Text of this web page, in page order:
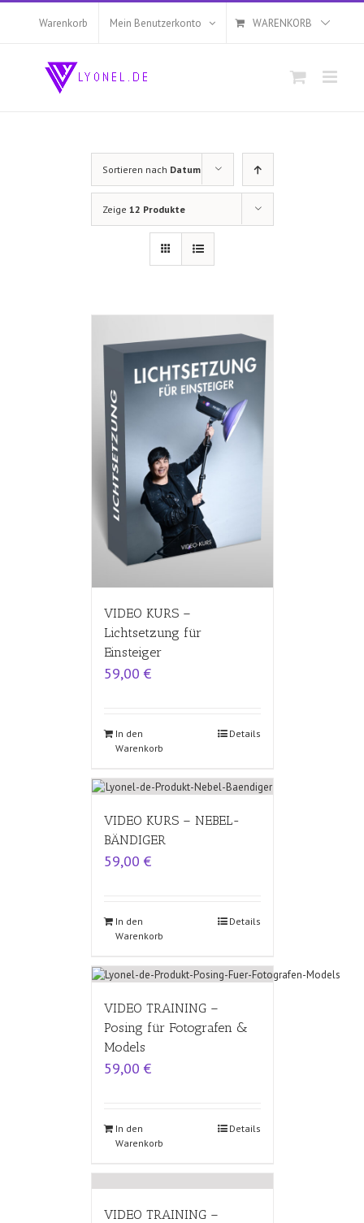
Zum
Warenkorb Mein Benutzerkonto WARENKORB
Sortieren nach Datum
Zeige 12 Produkte
VIDEO KURS –
Lichtsetzung für
Einsteiger
59,00 €
In den
Warenkorb
Details
VIDEO KURS – NEBEL-
BÄNDIGER
59,00 €
In den
Warenkorb
Details
VIDEO TRAINING –
Posing für Fotografen &
Models
59,00 €
In den
Warenkorb
Details
VIDEO TRAINING –